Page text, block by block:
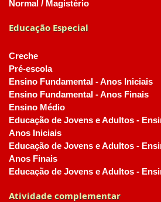
Normal / Magistério
Educação Especial
Creche
Pré-escola
Ensino Fundamental - Anos Iniciais
Ensino Fundamental - Anos Finais
Ensino Médio
Educação de Jovens e Adultos -
Anos Iniciais
Educação de Jovens e Adultos -
Anos Finais
Educação de Jovens e Adultos -
Atividade complementar